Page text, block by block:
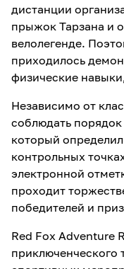
дистанции
прыжок Тарзана и
велолегенде.
приходилось
физические
Независимо от
соблюдать
который
контрольных
электронной
проходит
победителей и
Red Fox Adventure
приключенческого